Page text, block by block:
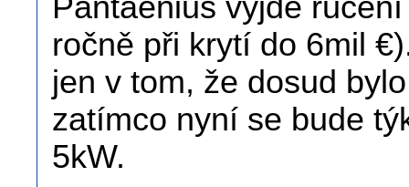
Pantaenius vyjde
ročně při krytí do 6mil
jen v tom, že dosud
zatímco nyní se bude
5kW.